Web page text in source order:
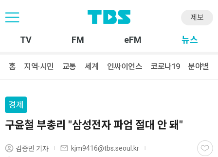
제보
TV FM eFM 뉴스
홈 지역·시민 교통 세계 인싸이언스 코로나19 분야별
경제
구윤철 부총리 "삼성전자 파업 절대 안 돼"
김종민 기자
kjm9416@tbs.seoul.kr